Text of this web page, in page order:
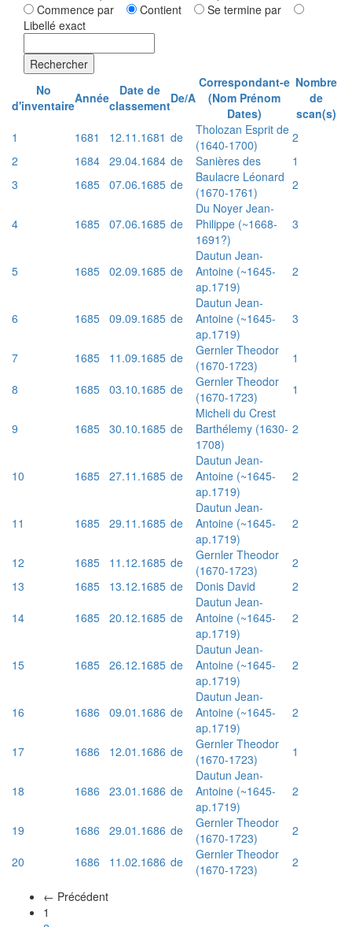
Commence par Contient
Se termine par
Libellé exact
Rechercher
No
d'inventaireAnnée
Date de
classementDe/A
Correspondant-e
(Nom Prénom
Dates)
Nombre
de
scan(s)
1
1681 12.11.1681 de
Tholozan Esprit de
(1640-1700)
2
2
1684 29.04.1684 de Sanières des
1
3
1685 07.06.1685 de
Baulacre Léonard
(1670-1761)
2
4 1685 07.06.1685 de
Du Noyer Jean-
Philippe (~1668-
1691?)
3
5 1685 02.09.1685 de
Dautun Jean-
Antoine (~1645-
ap.1719)
2
6 1685 09.09.1685 de
Dautun Jean-
Antoine (~1645-
ap.1719)
3
7 1685 11.09.1685 de
Gernler Theodor
(1670-1723)
1
8
1685 03.10.1685 de
Gernler Theodor
(1670-1723)
1
9 1685 30.10.1685 de
Micheli du Crest
Barthélemy (1630-
1708)
2
10 1685 27.11.1685 de
Dautun Jean-
Antoine (~1645-
ap.1719)
2
11 1685 29.11.1685 de
Dautun Jean-
Antoine (~1645-
ap.1719)
2
12 1685 11.12.1685 de
Gernler Theodor
(1670-1723)
2
13
1685 13.12.1685 de Donis David
2
14
1685 20.12.1685 de
Dautun Jean-
Antoine (~1645-
ap.1719)
2
15 1685 26.12.1685 de
Dautun Jean-
Antoine (~1645-
ap.1719)
2
16 1686 09.01.1686 de
Dautun Jean-
Antoine (~1645-
ap.1719)
2
17 1686 12.01.1686 de
Gernler Theodor
(1670-1723)
1
18 1686 23.01.1686 de
Dautun Jean-
Antoine (~1645-
ap.1719)
2
19 1686 29.01.1686 de
Gernler Theodor
(1670-1723)
2
20
1686 11.02.1686 de
Gernler Theodor
(1670-1723)
2
← Précédent
1